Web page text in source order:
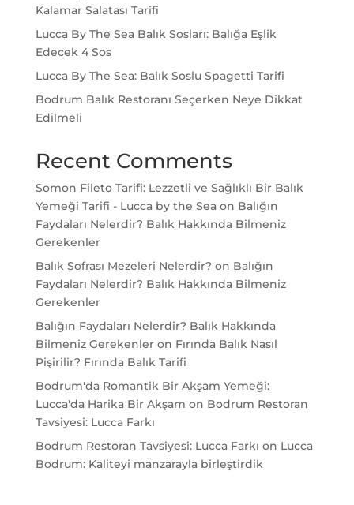
Kalamar Salatası Tarifi
Lucca By The Sea Balık Sosları: Balığa Eşlik
Edecek 4 Sos
Lucca By The Sea: Balık Soslu Spagetti Tarifi
Bodrum Balık Restoranı Seçerken Neye Dikkat
Edilmeli
Recent Comments
Somon Fileto Tarifi: Lezzetli ve Sağlıklı Bir Balık
Yemeği Tarifi - Lucca by the Seaon Balığın
Faydaları Nelerdir? Balık Hakkında Bilmeniz
Gerekenler
Balık Sofrası Mezeleri Nelerdir? on Balığın
Faydaları Nelerdir? Balık Hakkında Bilmeniz
Gerekenler
Balığın Faydaları Nelerdir? Balık Hakkında
Bilmeniz Gerekenleron Fırında Balık Nasıl
Pişirilir? Fırında Balık Tarifi
Bodrum'da Romantik Bir Akşam Yemeği:
Lucca'da Harika Bir Akşam on Bodrum Restoran
Tavsiyesi: Lucca Farkı
Bodrum Restoran Tavsiyesi: Lucca Farkı on Lucca
Bodrum: Kaliteyi manzarayla birleştirdik